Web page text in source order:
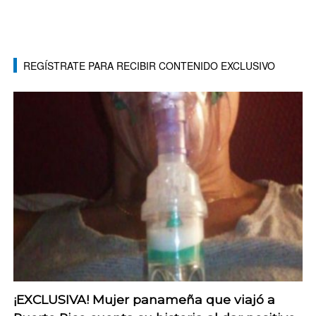
REGÍSTRATE PARA RECIBIR CONTENIDO EXCLUSIVO
¡EXCLUSIVA! Mujer panameña que viajó a